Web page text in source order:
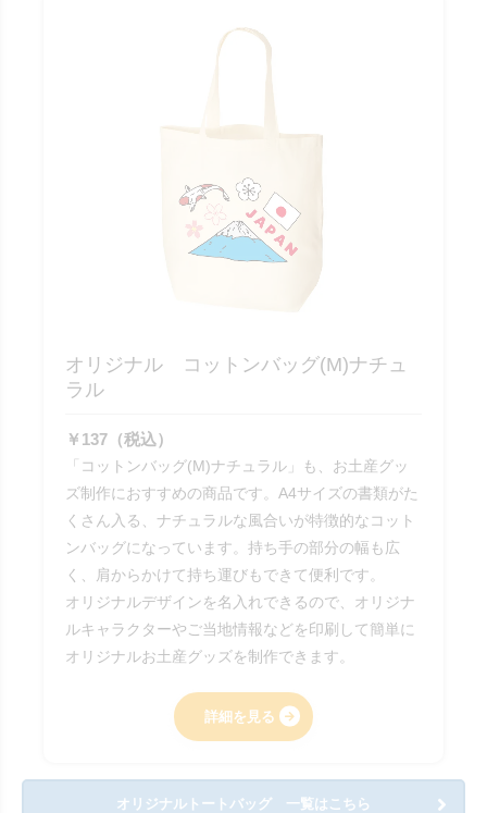
オリジナル コットンバッグ(M)ナチュ
ラル
￥137（税込）
「コットンバッグ(M)ナチュラル」も、お土産グッ
ズ制作におすすめの商品です。A4サイズの書類がた
くさん入る、ナチュラルな風合いが特徴的なコット
ンバッグになっています。持ち手の部分の幅も広
く、肩からかけて持ち運びもできて便利です。
オリジナルデザインを名入れできるので、オリジナ
ルキャラクターやご当地情報などを印刷して簡単に
オリジナルお土産グッズを制作できます。
詳細を見る
オリジナルトートバッグ 一覧はこちら